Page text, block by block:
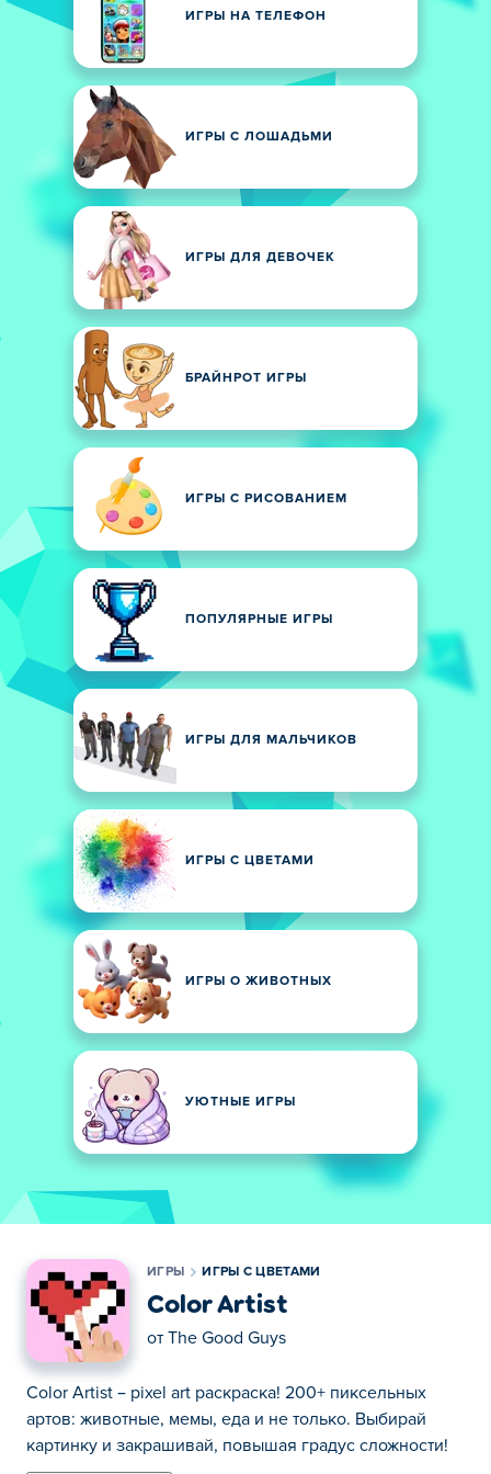
ИГРЫ НА ТЕЛЕФОН
ИГРЫ С ЛОШАДЬМИ
ИГРЫ ДЛЯ ДЕВОЧЕК
БРАЙНРОТ ИГРЫ
ИГРЫ С РИСОВАНИЕМ
ПОПУЛЯРНЫЕ ИГРЫ
ИГРЫ ДЛЯ МАЛЬЧИКОВ
ИГРЫ С ЦВЕТАМИ
ИГРЫ О ЖИВОТНЫХ
УЮТНЫЕ ИГРЫ
ИГРЫ ИГРЫ С ЦВЕТАМИ
Color Artist
от The Good Guys
Color Artist – pixel art раскраска! 200+ пиксельных
артов: животные, мемы, еда и не только. Выбирай
картинку и закрашивай, повышая градус сложности!